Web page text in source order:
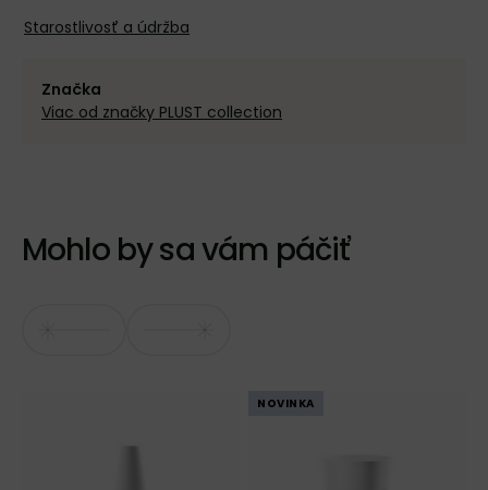
Starostlivosť a údržba
Značka
Viac od značky PLUST collection
Mohlo by sa vám páčiť
NOVINKA